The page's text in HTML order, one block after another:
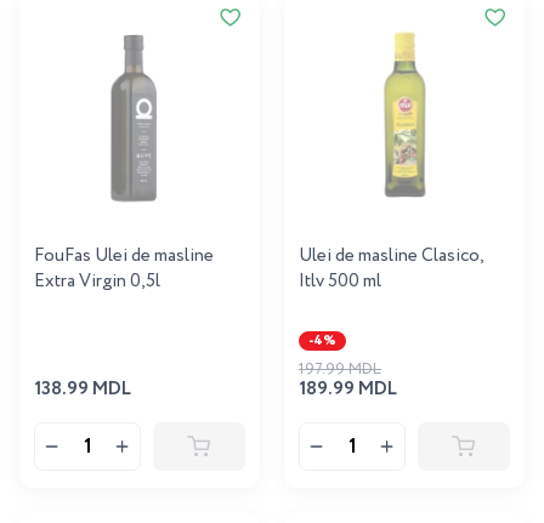
FouFas Ulei de masline
Extra Virgin 0,5l
138.99 MDL
Ulei de masline Clasico,
Itlv 500 ml
-4%
189.99 MDL
197.99 MDL